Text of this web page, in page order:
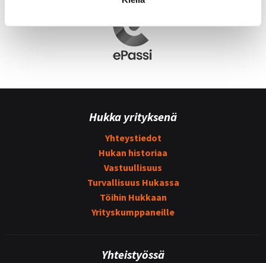
Hukka yrityksenä
Yhteystiedot
Hukan historiaa
Vastuullisuus
Turvallisuus Hukassa
Töihin Hukkaan
Yrityskumppaneille
Yhteistyössä